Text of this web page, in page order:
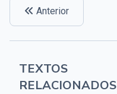
Anterior
TEXTOS
RELACIONADOS